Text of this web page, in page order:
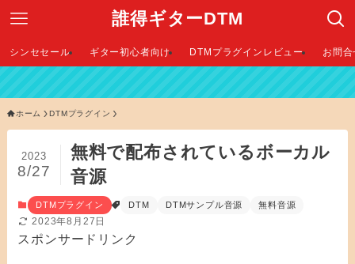
誰得ギターDTM
シンセセール ギター初心者向け DTMプラグインレビュー お問
ホーム DTMプラグイン
無料で配布されているボーカル
音源
2023
8/27
DTMプラグイン DTM DTMサンプル音源 無料音源
2023年8月27日
スポンサードリンク